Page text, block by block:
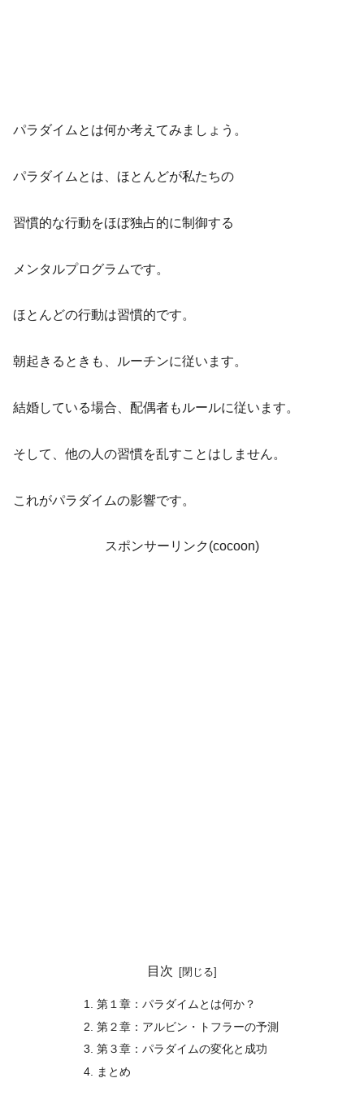
パラダイムとは何か考えてみましょう。
パラダイムとは、ほとんどが私たちの
習慣的な行動をほぼ独占的に制御する
メンタルプログラムです。
ほとんどの行動は習慣的です。
朝起きるときも、ルーチンに従います。
結婚している場合、配偶者もルールに従います。
そして、他の人の習慣を乱すことはしません。
これがパラダイムの影響です。
スポンサーリンク(cocoon)
目次
第１章：パラダイムとは何か？
第２章：アルビン・トフラーの予測
第３章：パラダイムの変化と成功
まとめ